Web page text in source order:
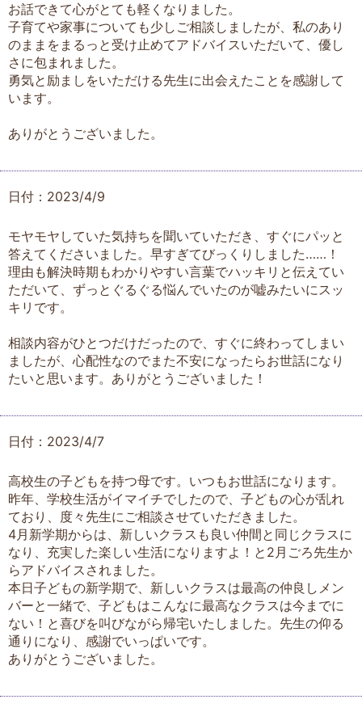
お話できて心がとても軽くなりました。
子育てや家事についても少しご相談しましたが、私のあり
のままをまるっと受け止めてアドバイスいただいて、優し
さに包まれました。
勇気と励ましをいただける先生に出会えたことを感謝して
います。
ありがとうございました。
日付：2023/4/9
モヤモヤしていた気持ちを聞いていただき、すぐにパッと
答えてくださいました。早すぎてびっくりしました……！
理由も解決時期もわかりやすい言葉でハッキリと伝えてい
ただいて、ずっとぐるぐる悩んでいたのが嘘みたいにスッ
キリです。
相談内容がひとつだけだったので、すぐに終わってしまい
ましたが、心配性なのでまた不安になったらお世話になり
たいと思います。ありがとうございました！
日付：2023/4/7
高校生の子どもを持つ母です。いつもお世話になります。
昨年、学校生活がイマイチでしたので、子どもの心が乱れ
ており、度々先生にご相談させていただきました。
4月新学期からは、新しいクラスも良い仲間と同じクラスに
なり、充実した楽しい生活になりますよ！と2月ごろ先生か
らアドバイスされました。
本日子どもの新学期で、新しいクラスは最高の仲良しメン
バーと一緒で、子どもはこんなに最高なクラスは今までに
ない！と喜びを叫びながら帰宅いたしました。先生の仰る
通りになり、感謝でいっぱいです。
ありがとうございました。